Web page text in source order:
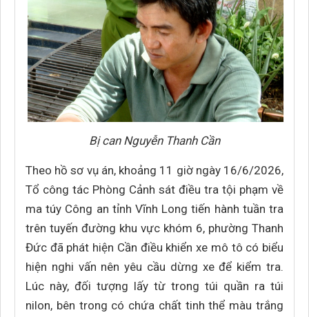
Bị can Nguyễn Thanh Cần
Theo hồ sơ vụ án, khoảng 11 giờ ngày 16/6/2026,
Tổ công tác Phòng Cảnh sát điều tra tội phạm về
ma túy Công an tỉnh Vĩnh Long tiến hành tuần tra
trên tuyến đường khu vực khóm 6, phường Thanh
Đức đã phát hiện Cần điều khiển xe mô tô có biểu
hiện nghi vấn nên yêu cầu dừng xe để kiểm tra.
Lúc này, đối tượng lấy từ trong túi quần ra túi
nilon, bên trong có chứa chất tinh thể màu trắng